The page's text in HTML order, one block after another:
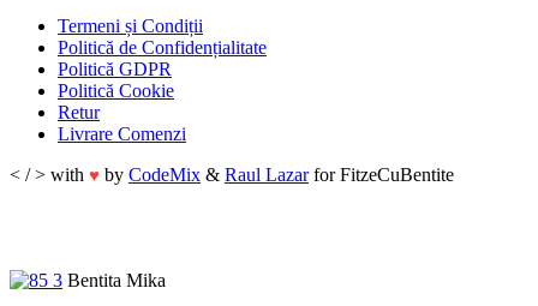
Termeni și Condiții
Politică de Confidențialitate
Politică GDPR
Politică Cookie
Retur
Livrare Comenzi
< / > with ♥ by CodeMix & Raul Lazarfor FitzeCuBentite
Bentita Mika